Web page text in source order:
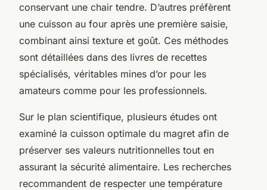
conservant une chair tendre. D’autres préfèrent
une cuisson au four après une première saisie,
combinant ainsi texture et goût. Ces méthodes
sont détaillées dans des livres de recettes
spécialisés, véritables mines d’or pour les
amateurs comme pour les professionnels.
Sur le plan scientifique, plusieurs études ont
examiné la cuisson optimale du magret afin de
préserver ses valeurs nutritionnelles tout en
assurant la sécurité alimentaire. Les recherches
recommandent de respecter une température